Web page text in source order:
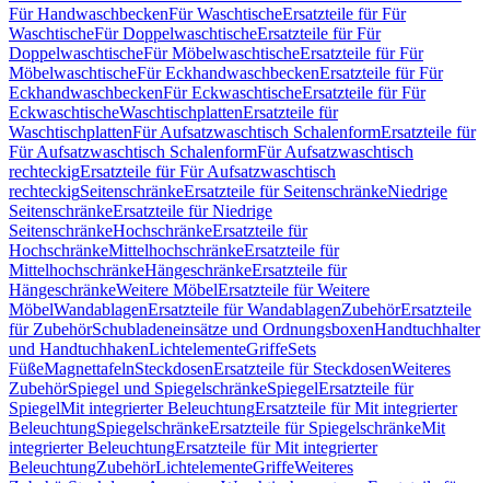
Für HandwaschbeckenFür WaschtischeErsatzteile für Für
WaschtischeFür DoppelwaschtischeErsatzteile für Für
DoppelwaschtischeFür MöbelwaschtischeErsatzteile für Für
MöbelwaschtischeFür EckhandwaschbeckenErsatzteile für Für
EckhandwaschbeckenFür EckwaschtischeErsatzteile für Für
EckwaschtischeWaschtischplattenErsatzteile für
WaschtischplattenFür Aufsatzwaschtisch SchalenformErsatzteile für
Für Aufsatzwaschtisch SchalenformFür Aufsatzwaschtisch
rechteckigErsatzteile für Für Aufsatzwaschtisch
rechteckigSeitenschränkeErsatzteile für SeitenschränkeNiedrige
SeitenschränkeErsatzteile für Niedrige
SeitenschränkeHochschränkeErsatzteile für
HochschränkeMittelhochschränkeErsatzteile für
MittelhochschränkeHängeschränkeErsatzteile für
HängeschränkeWeitere MöbelErsatzteile für Weitere
MöbelWandablagenErsatzteile für WandablagenZubehörErsatzteile
für ZubehörSchubladeneinsätze und OrdnungsboxenHandtuchhalter
und HandtuchhakenLichtelementeGriffeSets
FüßeMagnettafelnSteckdosenErsatzteile für SteckdosenWeiteres
ZubehörSpiegel und SpiegelschränkeSpiegelErsatzteile für
SpiegelMit integrierter BeleuchtungErsatzteile für Mit integrierter
BeleuchtungSpiegelschränkeErsatzteile für SpiegelschränkeMit
integrierter BeleuchtungErsatzteile für Mit integrierter
BeleuchtungZubehörLichtelementeGriffeWeiteres